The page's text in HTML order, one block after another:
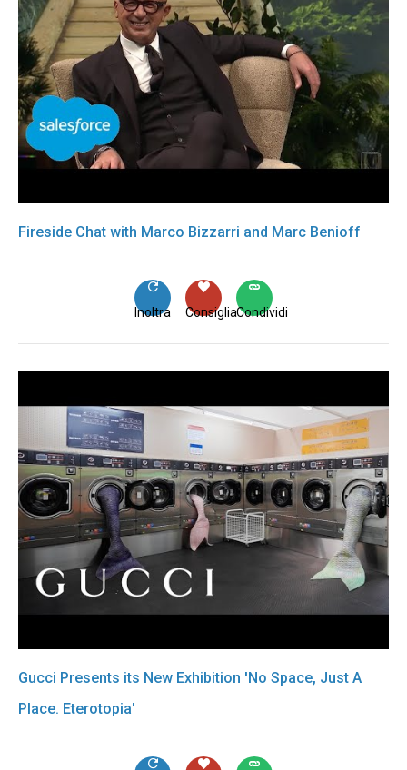
Fireside Chat with Marco Bizzarri and Marc Benioff
Condividi
Consiglia
Inoltra
Gucci Presents its New Exhibition 'No Space, Just A
Place. Eterotopia'